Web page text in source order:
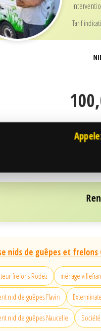
Tarif
nids de guêpes et
frelons Rodez ménage
nid de guêpes Flavin
nid de guêpes Naucelle